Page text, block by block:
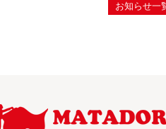
お知らせ一